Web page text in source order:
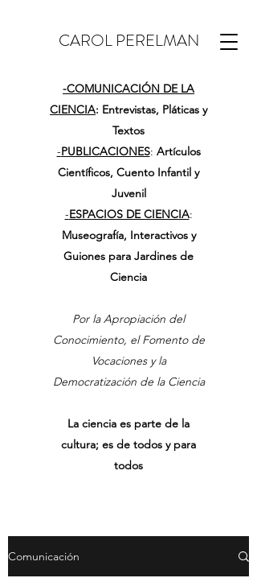
CAROL PERELMAN
-COMUNICACIÓN DE LA
CIENCIA: Entrevistas, Pláticas y
Textos
-PUBLICACIONES: Artículos
Científicos, Cuento Infantil y
Juvenil
-ESPACIOS DE CIENCIA:
Museografía, Interactivos y
Guiones para Jardines de
Ciencia
Por la Apropiación del
Conocimiento, el Fomento de
Vocaciones y la
Democratización de la Ciencia
La ciencia es parte de la
cultura; es de todos y para
todos
Comunicación